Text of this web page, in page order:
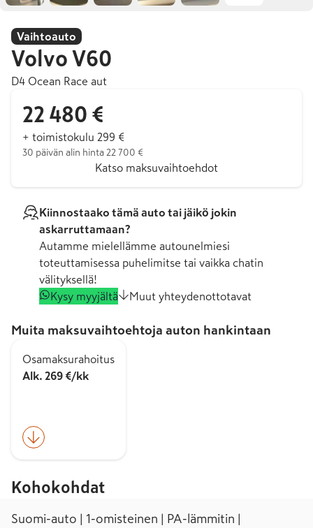
Vaihtoauto
Volvo V60
D4 Ocean Race aut
22 480 €
+ toimistokulu 299 €
30 päivän alin hinta 22 700 €
Katso maksuvaihtoehdot
Kiinnostaako tämä auto tai jäikö jokin
askarruttamaan?
Autamme mielellämme autounelmiesi
toteuttamisessa puhelimitse tai vaikka chatin
välityksellä!
Kysy myyjältä
Muut yhteydenottotavat
Muita maksuvaihtoehtoja auton hankintaan
Osamaksurahoitus
Alk. 269 €/kk
Kohokohdat
Suomi-auto | 1-omisteinen | PA-lämmitin |